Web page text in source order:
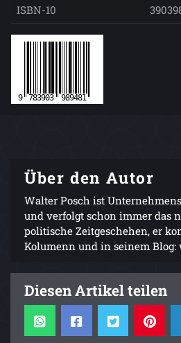
ISBN-10
Über den Autor
Walter Posch ist
und verfolgt schon immer das
politische Zeitgeschehen, er
Kolumenn und in seinem
Diesen Artikel teilen